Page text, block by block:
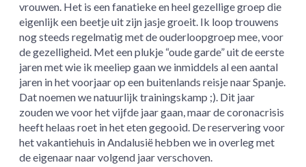
vrouwen. Het is een fanatieke en heel gezellige groep die
eigenlijk een beetje uit zijn jasje groeit. Ik loop trouwens
nog steeds regelmatig met de ouderloopgroep mee, voor
de gezelligheid. Met een plukje “oude garde” uit de eerste
jaren met wie ik meeliep gaan we inmiddels al een aantal
jaren in het voorjaar op een buitenlands reisje naar Spanje.
Dat noemen we natuurlijk trainingskamp ;). Dit jaar
zouden we voor het vijfde jaar gaan, maar de coronacrisis
heeft helaas roet in het eten gegooid. De reservering voor
het vakantiehuis in Andalusië hebben we in overleg met
de eigenaar naar volgend jaar verschoven.